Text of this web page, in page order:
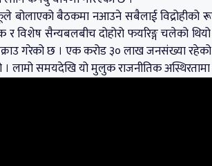
बैठकमा नआउने सबैलाई विद्रोहीको
विशेष सैन्यबलबीच दोहोरो फयरिङ्ग चलेको
गरेको छ । एक करोड ३० लाख जनसंख्या रहेको
लामो समयदेखि यो मुलुक राजनीतिक